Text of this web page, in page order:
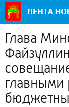
Глава
главными